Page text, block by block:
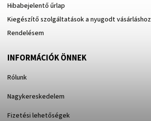
Hibabejelentő űrlap
Kiegészítő szolgáltatások a nyugodt vásárláshoz
Rendelésem
INFORMÁCIÓK ÖNNEK
Rólunk
Nagykereskedelem
Fizetési lehetőségek